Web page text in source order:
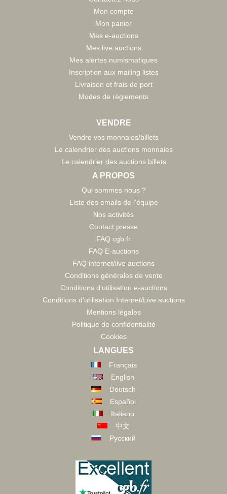
Mon compte
Mon panier
Mes e-auctions
Mes live auctions
Mes alertes numismatiques
Inscription aux mailing listes
Livraison et frais de port
Modes de règlements
VENDRE
Vendre vos monnaies/billets
Le calendrier des auctions monnaies
Le calendrier des auctions billets
A PROPOS
Qui sommes nous ?
Liste des emails de l'équipe
Nos activités
Contact presse
FAQ cgb.fr
FAQ E-auctions
FAQ internet/live auctions
Conditions générales de vente
Conditions d'utilisation e-auctions
Conditions d'utilisation Internet/Live auctions
Mentions légales
Politique de confidentialité
Cookies
LANGUES
Français
English
Deutsch
Español
Italiano
中文
Русский